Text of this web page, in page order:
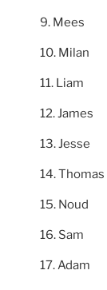
Mees
Milan
Liam
James
Jesse
Thomas
Noud
Sam
Adam